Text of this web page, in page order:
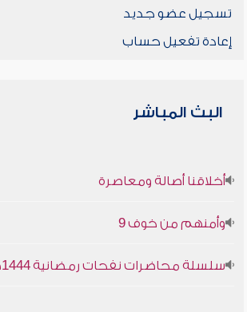
تسجيل عضو جديد
إعادة تفعيل حساب
البث المباشر
أخلاقنا أصالة ومعاصرة
وأمنهم من خوف 9
سلسلة محاضرات نفحات رمضانية 1444هـ